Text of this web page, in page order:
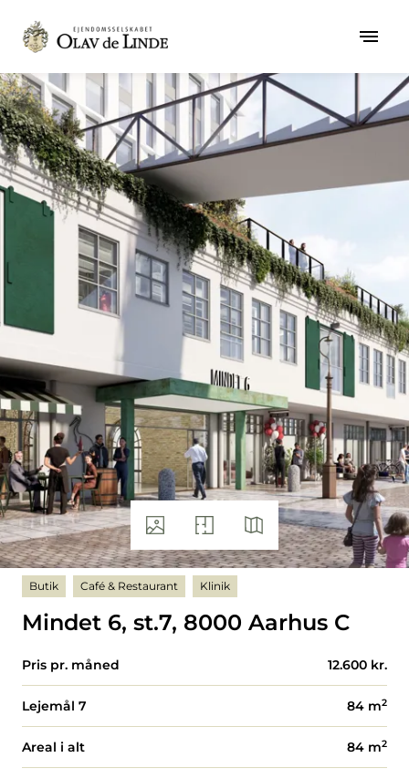
Butik Café & Restaurant Klinik
Mindet 6, st.7, 8000 Aarhus C
Pris pr. måned 12.600 kr.
Lejemål 7 84 m2
Areal i alt 84 m2